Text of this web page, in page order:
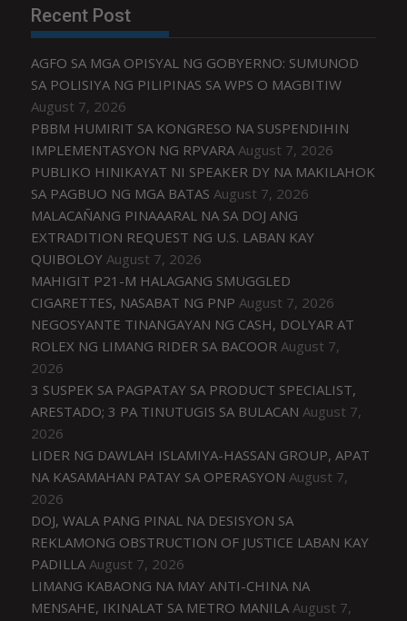
Recent Post
AGFO SA MGA OPISYAL NG GOBYERNO: SUMUNOD
SA POLISIYA NG PILIPINAS SA WPS O MAGBITIW
August 7, 2026
PBBM HUMIRIT SA KONGRESO NA SUSPENDIHIN
IMPLEMENTASYON NG RPVARA August 7, 2026
PUBLIKO HINIKAYAT NI SPEAKER DY NA MAKILAHOK
SA PAGBUO NG MGA BATAS August 7, 2026
MALACAÑANG PINAAARAL NA SA DOJ ANG
EXTRADITION REQUEST NG U.S. LABAN KAY
QUIBOLOY August 7, 2026
MAHIGIT P21-M HALAGANG SMUGGLED
CIGARETTES, NASABAT NG PNP August 7, 2026
NEGOSYANTE TINANGAYAN NG CASH, DOLYAR AT
ROLEX NG LIMANG RIDER SA BACOOR August 7,
2026
3 SUSPEK SA PAGPATAY SA PRODUCT SPECIALIST,
ARESTADO; 3 PA TINUTUGIS SA BULACAN August 7,
2026
LIDER NG DAWLAH ISLAMIYA-HASSAN GROUP, APAT
NA KASAMAHAN PATAY SA OPERASYON August 7,
2026
DOJ, WALA PANG PINAL NA DESISYON SA
REKLAMONG OBSTRUCTION OF JUSTICE LABAN KAY
PADILLA August 7, 2026
LIMANG KABAONG NA MAY ANTI-CHINA NA
MENSAHE, IKINALAT SA METRO MANILA August 7,